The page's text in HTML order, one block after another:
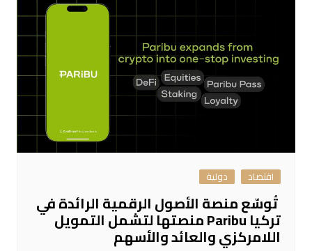
اقتصاد دولية
تُوسّع منصة الأصول الرقمية الرائدة في
تركيا Paribu منصتها لتشمل التمويل
اللامركزي والعائد والأسهم